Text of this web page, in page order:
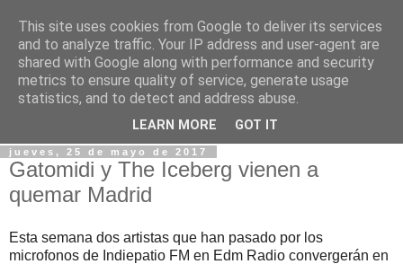
Blog EDM Radio ® ©
Espacio dedicado para las novedades, noticias... de EDM
jueves, 25 de mayo de 2017
Gatomidi y The Iceberg vienen a
quemar Madrid
Esta semana dos artistas que han pasado por los
microfonos de Indiepatio FM en Edm Radio convergerán en
This site uses cookies from Google to deliver its services
and to analyze traffic. Your IP address and user-agent are
shared with Google along with performance and security
metrics to ensure quality of service, generate usage
statistics, and to detect and address abuse.
LEARN MORE GOT IT